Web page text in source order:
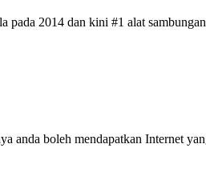
pada 2014 dan kini #1 alat
boleh mendapatkan Internet